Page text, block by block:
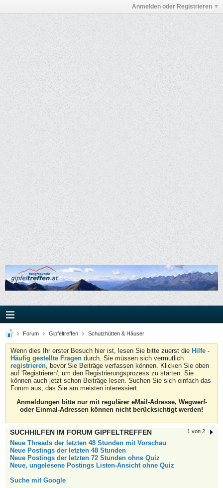
Anmelden oder Registrieren
Forum Gipfeltreffen Schutzhütten & Häuser
Wenn dies Ihr erster Besuch hier ist, lesen Sie bitte zuerst die Hilfe -
Häufig gestellte Fragen durch. Sie müssen sich vermutlich
registrieren, bevor Sie Beiträge verfassen können. Klicken Sie oben
auf 'Registrieren', um den Registrierungsprozess zu starten. Sie
können auch jetzt schon Beiträge lesen. Suchen Sie sich einfach das
Forum aus, das Sie am meisten interessiert.
Anmeldungen bitte nur mit regulärer eMail-Adresse, Wegwerf-
oder Einmal-Adressen können nicht berücksichtigt werden!
1 von 2
SUCHHILFEN IM FORUM GIPFELTREFFEN
Neue Threads der letzten 48 Stunden mit Vorschau
Neue Postings der letzten 48 Stunden
Neue Postings der letzten 72 Stunden ohne Quiz
Neue, ungelesene Postings Listen-Ansicht ohne Quiz
Suche mit Google